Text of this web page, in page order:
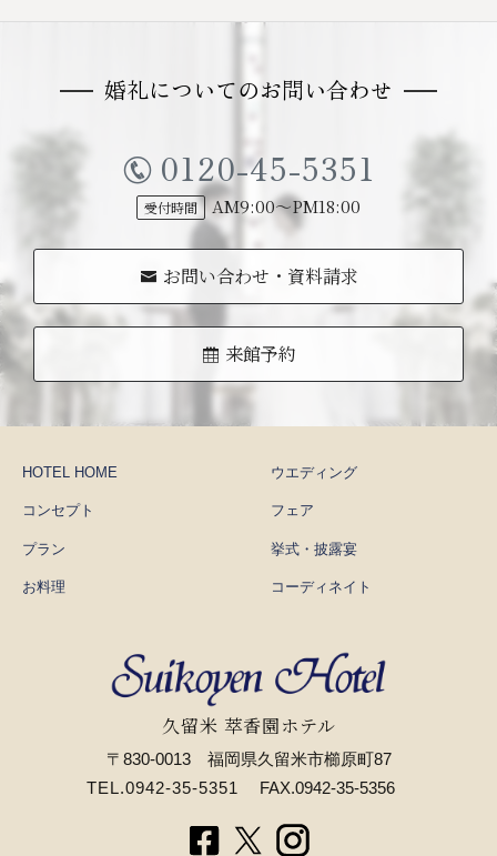
婚礼についてのお問い合わせ
0120-45-5351
AM9:00〜PM18:00
お問い合わせ・資料請求
来館予約
HOTEL HOME ウエディング
コンセプト フェア
プラン 挙式・披露宴
お料理 コーディネイト
久留米 萃香園ホテル
〒830-0013 福岡県久留米市櫛原町87
TEL.0942-35-5351
FAX.0942-35-5356